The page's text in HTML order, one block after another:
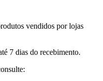
vendidos por lojas
7 dias do recebimento.